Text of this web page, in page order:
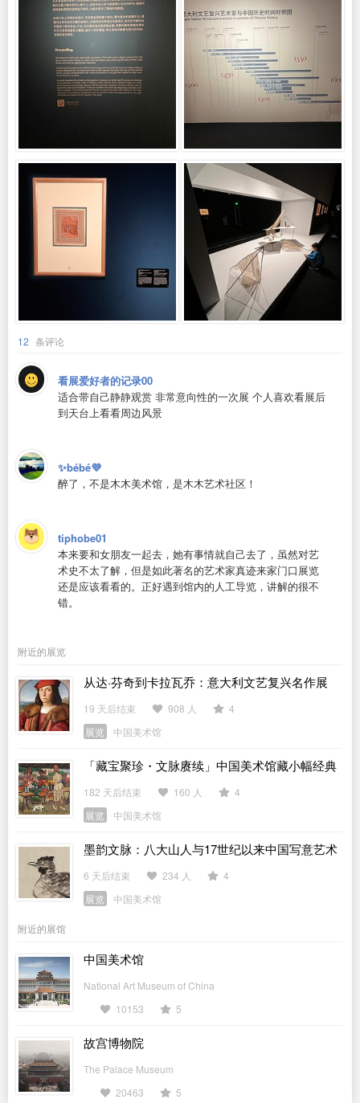
12 条评论
看展爱好者的记录00
适合带自己静静观赏 非常意向性的一次展 个人喜欢看展后
到天台上看看周边风景
✨bébé💜
醉了，不是木木美术馆，是木木艺术社区！
tiphobe01
本来要和女朋友一起去，她有事情就自己去了，虽然对艺
术史不太了解，但是如此著名的艺术家真迹来家门口展览
还是应该看看的。正好遇到馆内的人工导览，讲解的很不
错。
附近的展览
从达·芬奇到卡拉瓦乔：意大利文艺复兴名作展
19 天后结束 908 人
4
展览
中国美术馆
「藏宝聚珍・文脉赓续」中国美术馆藏小幅经典
作品展
182 天后结束 160 人
4
展览
中国美术馆
墨韵文脉：八大山人与17世纪以来中国写意艺术
展
6 天后结束 234 人
4
展览
中国美术馆
附近的展馆
中国美术馆
National Art Museum of China
10153
5
故宫博物院
The Palace Museum
20463
5